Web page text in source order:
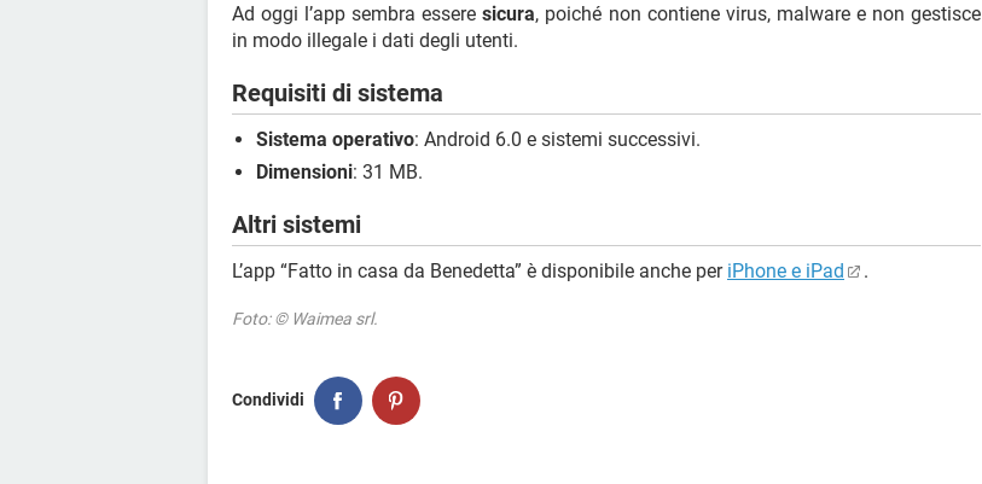
Ad oggi l’app sembra esseresicura, poiché non contiene virus, malware e non gestisce
in modo illegale i dati degli utenti.
Requisiti di sistema
Sistema operativo: Android 6.0 e sistemi successivi.
Dimensioni: 31 MB.
Altri sistemi
L’app “Fatto in casa da Benedetta” è disponibile anche per iPhone e iPad .
Foto: © Waimea srl.
Condividi